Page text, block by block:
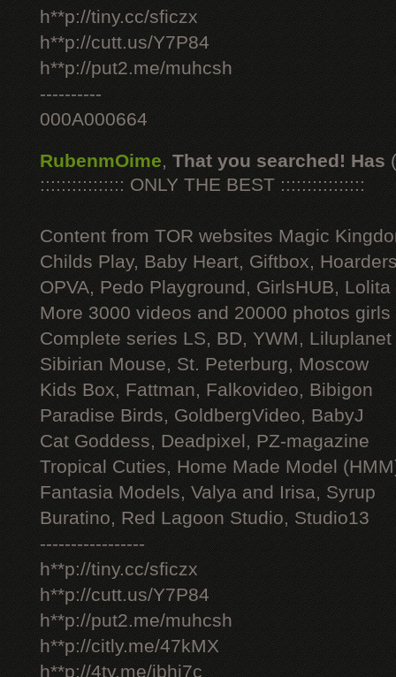
h**p://tiny.cc/sficzx
h**p://cutt.us/Y7P84
h**p://put2.me/muhcsh
----------
000A000664
RubenmOime, That you searched! Has
:::::::::::::::: ONLY THE BEST ::::::::::::::::
Content from TOR websites Magic
Childs Play, Baby Heart, Giftbox,
OPVA, Pedo Playground, GirlsHUB, Lolita
More 3000 videos and 20000 photos
Complete series LS, BD, YWM, Liluplanet
Sibirian Mouse, St. Peterburg, Moscow
Kids Box, Fattman, Falkovideo, Bibigon
Paradise Birds, GoldbergVideo, BabyJ
Cat Goddess, Deadpixel, PZ-magazine
Tropical Cuties, Home Made Model
Fantasia Models, Valya and Irisa, Syrup
Buratino, Red Lagoon Studio, Studio13
-----------------
h**p://tiny.cc/sficzx
h**p://cutt.us/Y7P84
h**p://put2.me/muhcsh
h**p://citly.me/47kMX
h**p://4ty.me/ibhi7c